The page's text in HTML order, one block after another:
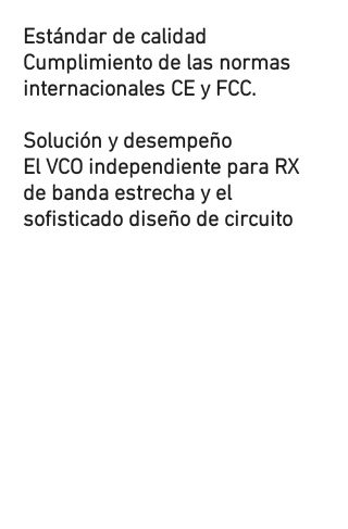
Estándar de calidad
Cumplimiento de las normas
internacionales CE y FCC.
Solución y desempeño
El VCO independiente para RX
de banda estrecha y el
sofisticado diseño de circuito